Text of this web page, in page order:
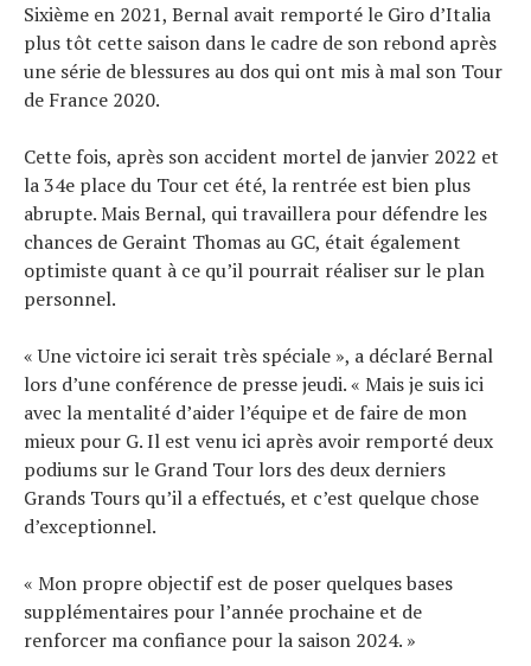
Sixième en 2021, Bernal avait remporté le Giro d’Italia
plus tôt cette saison dans le cadre de son rebond après
une série de blessures au dos qui ont mis à mal son Tour
de France 2020.
Cette fois, après son accident mortel de janvier 2022 et
la 34e place du Tour cet été, la rentrée est bien plus
abrupte. Mais Bernal, qui travaillera pour défendre les
chances de Geraint Thomas au GC, était également
optimiste quant à ce qu’il pourrait réaliser sur le plan
personnel.
« Une victoire ici serait très spéciale », a déclaré Bernal
lors d’une conférence de presse jeudi. « Mais je suis ici
avec la mentalité d’aider l’équipe et de faire de mon
mieux pour G. Il est venu ici après avoir remporté deux
podiums sur le Grand Tour lors des deux derniers
Grands Tours qu’il a effectués, et c’est quelque chose
d’exceptionnel.
« Mon propre objectif est de poser quelques bases
supplémentaires pour l’année prochaine et de
renforcer ma confiance pour la saison 2024. »